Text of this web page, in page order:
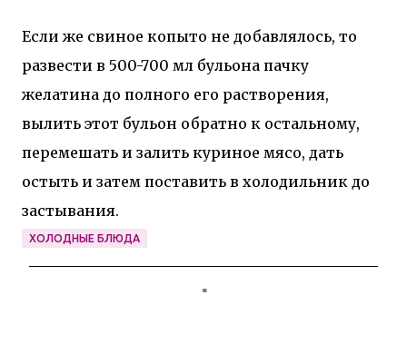
Если же свиное копыто не добавлялось, то
развести в 500-700 мл бульона пачку
желатина до полного его растворения,
вылить этот бульон обратно к остальному,
перемешать и залить куриное мясо, дать
остыть и затем поставить в холодильник до
застывания.
ХОЛОДНЫЕ БЛЮДА